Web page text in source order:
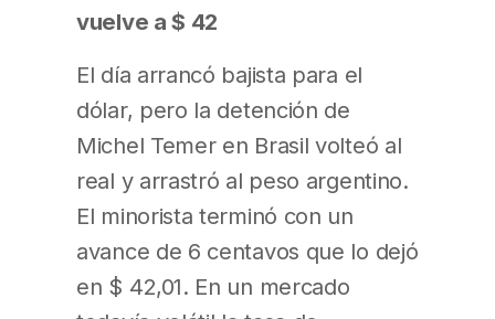
vuelve a $ 42
El día arrancó bajista para el
dólar, pero la detención de
Michel Temer en Brasil volteó al
real y arrastró al peso argentino.
El minorista terminó con un
avance de 6 centavos que lo dejó
en $ 42,01. En un mercado